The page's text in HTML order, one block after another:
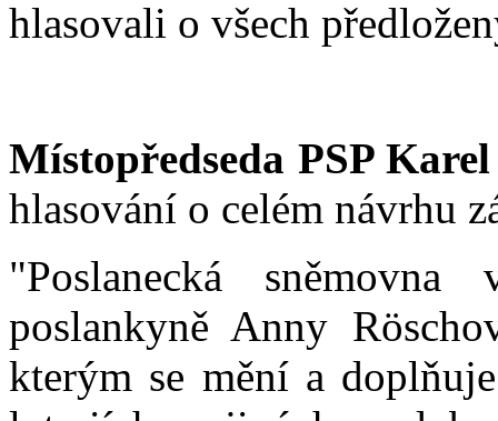
hlasovali o všech
Místopředseda PSP
hlasování o celém návrhu
"Poslanecká
poslankyně Anny
kterým se mění a